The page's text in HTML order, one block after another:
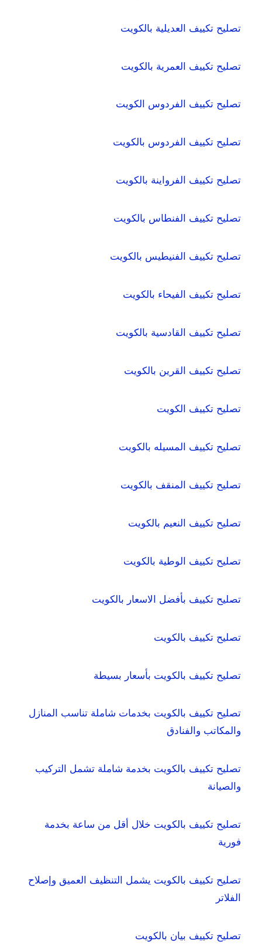
تصليح تكييف العديلية بالكويت
تصليح تكييف العمرية بالكويت
تصليح تكييف الفردوس الكويت
تصليح تكييف الفردوس بالكويت
تصليح تكييف الفرواينة بالكويت
تصليح تكييف الفنطاس بالكويت
تصليح تكييف الفنيطيس بالكويت
تصليح تكييف الفيحاء بالكويت
تصليح تكييف القادسية بالكويت
تصليح تكييف القرين بالكويت
تصليح تكييف الكويت
تصليح تكييف المسيله بالكويت
تصليح تكييف المنقف بالكويت
تصليح تكييف النعيم بالكويت
تصليح تكييف الوطية بالكويت
تصليح تكييف بأفضل الاسعار بالكويت
تصليح تكييف بالكويت
تصليح تكييف بالكويت بأسعار بسيطة
تصليح تكييف بالكويت بخدمات شاملة تناسب المنازل
والمكاتب والفنادق
تصليح تكييف بالكويت بخدمة شاملة تشمل التركيب
والصيانة
تصليح تكييف بالكويت خلال أقل من ساعة بخدمة
فورية
تصليح تكييف بالكويت يشمل التنظيف العميق وإصلاح
الفلاتر
تصليح تكييف بيان بالكويت